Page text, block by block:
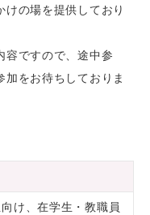
の場を提供しており
容ですので、途中参
をお待ちしておりま
け、在学生・教職員